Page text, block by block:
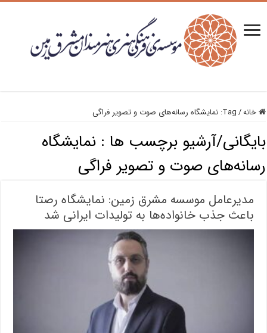
خانه/
Tag: نمایشگاه رسانه‌های صوت و تصویر فراگی
بایگانی/آرشیو برچسب ها :نمایشگاه
رسانه‌های صوت و تصویر فراگی
مدیرعامل موسسه مشرق زمین: نمایشگاه رصتا
باعث جذب خانواده‌ها به تولیدات ایرانی شد